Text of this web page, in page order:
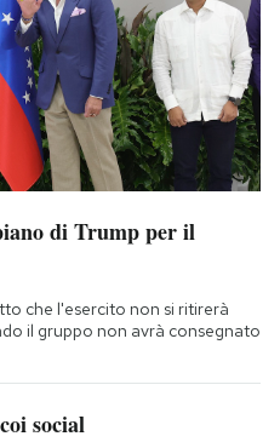
di Trump per il
che l'esercito non si ritirerà
il gruppo non avrà consegnato
social